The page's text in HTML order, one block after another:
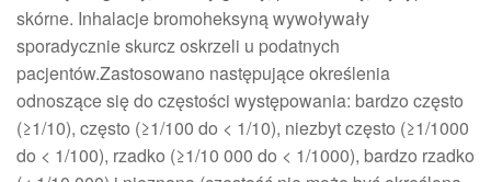
skórne. Inhalacje bromoheksyną wywoływały
sporadycznie skurcz oskrzeli u podatnych
pacjentów.Zastosowano następujące określenia
odnoszące się do częstości występowania: bardzo często
(≥1/10), często (≥1/100 do < 1/10), niezbyt często (≥1/1000
do < 1/100), rzadko (≥1/10 000 do < 1/1000), bardzo rzadko